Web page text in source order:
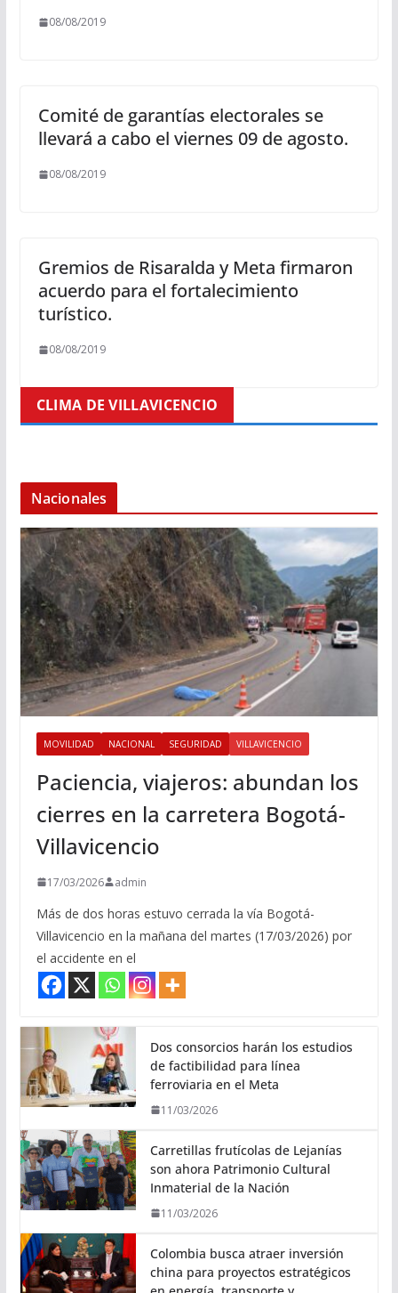
08/08/2019
Comité de garantías electorales se
llevará a cabo el viernes 09 de agosto.
08/08/2019
Gremios de Risaralda y Meta firmaron
acuerdo para el fortalecimiento
turístico.
08/08/2019
CLIMA DE VILLAVICENCIO
Nacionales
MOVILIDAD NACIONAL SEGURIDAD VILLAVICENCIO
Paciencia, viajeros: abundan los
cierres en la carretera Bogotá-
Villavicencio
17/03/2026 admin
Más de dos horas estuvo cerrada la vía Bogotá-
Villavicencio en la mañana del martes (17/03/2026) por
el accidente en el
Dos consorcios harán los estudios
de factibilidad para línea
ferroviaria en el Meta
11/03/2026
Carretillas frutícolas de Lejanías
son ahora Patrimonio Cultural
Inmaterial de la Nación
11/03/2026
Colombia busca atraer inversión
china para proyectos estratégicos